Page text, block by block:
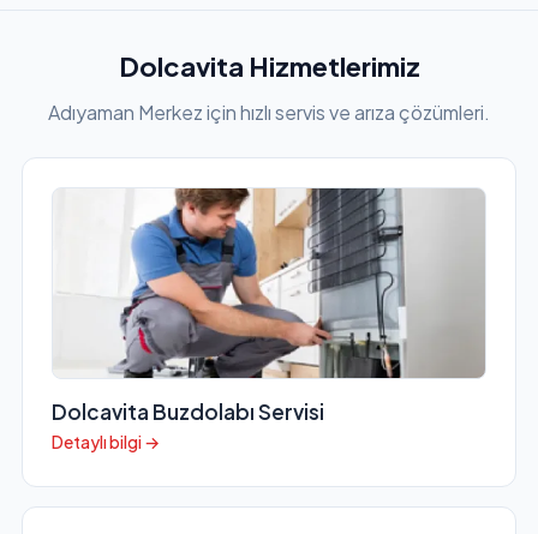
Dolcavita Hizmetlerimiz
Adıyaman Merkez için hızlı servis ve arıza çözümleri.
Dolcavita Buzdolabı Servisi
Detaylı bilgi →